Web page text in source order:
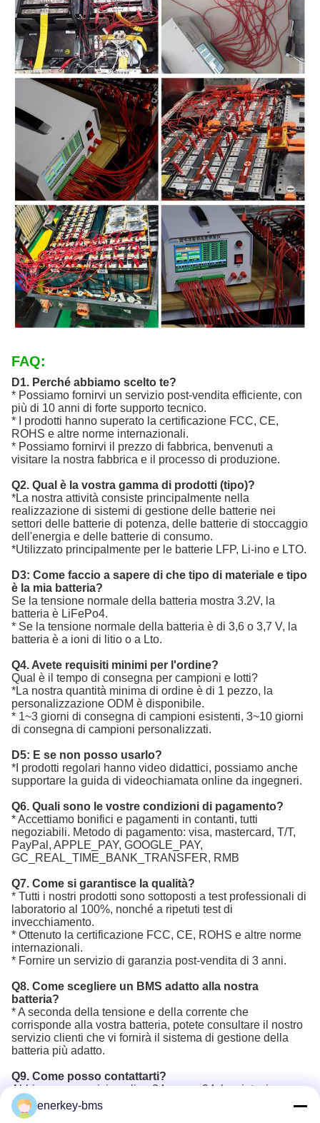
FAQ:
D1. Perché abbiamo scelto te?
* Possiamo fornirvi un servizio post-vendita efficiente, con
più di 10 anni di forte supporto tecnico.
* I prodotti hanno superato la certificazione FCC, CE,
ROHS e altre norme internazionali.
* Possiamo fornirvi il prezzo di fabbrica, benvenuti a
visitare la nostra fabbrica e il processo di produzione.
Q2. Qual è la vostra gamma di prodotti (tipo)?
*La nostra attività consiste principalmente nella
realizzazione di sistemi di gestione delle batterie nei
settori delle batterie di potenza, delle batterie di stoccaggio
dell'energia e delle batterie di consumo.
*Utilizzato principalmente per le batterie LFP, Li-ino e LTO.
D3: Come faccio a sapere di che tipo di materiale e tipo
è la mia batteria?
Se la tensione normale della batteria mostra 3.2V, la
batteria è LiFePo4.
* Se la tensione normale della batteria è di 3,6 o 3,7 V, la
batteria è a ioni di litio o a Lto.
Q4. Avete requisiti minimi per l'ordine?
Qual è il tempo di consegna per campioni e lotti?
*La nostra quantità minima di ordine è di 1 pezzo, la
personalizzazione ODM è disponibile.
* 1~3 giorni di consegna di campioni esistenti, 3~10 giorni
di consegna di campioni personalizzati.
D5: E se non posso usarlo?
*I prodotti regolari hanno video didattici, possiamo anche
supportare la guida di videochiamata online da ingegneri.
Q6. Quali sono le vostre condizioni di pagamento?
* Accettiamo bonifici e pagamenti in contanti, tutti
negoziabili. Metodo di pagamento: visa, mastercard, T/T,
PayPal, APPLE_PAY, GOOGLE_PAY,
GC_REAL_TIME_BANK_TRANSFER, RMB
Q7. Come si garantisce la qualità?
* Tutti i nostri prodotti sono sottoposti a test professionali di
laboratorio al 100%, nonché a ripetuti test di
invecchiamento.
* Ottenuto la certificazione FCC, CE, ROHS e altre norme
internazionali.
* Fornire un servizio di garanzia post-vendita di 3 anni.
Q8. Come scegliere un BMS adatto alla nostra
batteria?
* A seconda della tensione e della corrente che
corrisponde alla vostra batteria, potete consultare il nostro
servizio clienti che vi fornirà il sistema di gestione della
batteria più adatto.
Q9. Come posso contattarti?
Abbiamo un servizio online 24 ore su 24, lasciateci un
messaggio online.
*Puoi anche contattarci via e-mail, WhatsApp, WeChat,
enerkey-bms